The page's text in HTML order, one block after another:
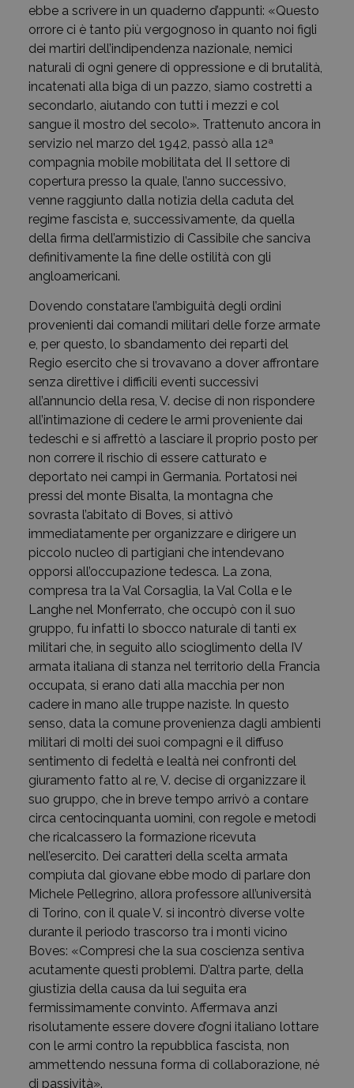
ebbe a scrivere in un quaderno d’appunti: «Questo
orrore ci è tanto più vergognoso in quanto noi figli
dei martiri dell’indipendenza nazionale, nemici
naturali di ogni genere di oppressione e di brutalità,
incatenati alla biga di un pazzo, siamo costretti a
secondarlo, aiutando con tutti i mezzi e col
sangue il mostro del secolo». Trattenuto ancora in
servizio nel marzo del 1942, passò alla 12ª
compagnia mobile mobilitata del II settore di
copertura presso la quale, l’anno successivo,
venne raggiunto dalla notizia della caduta del
regime fascista e, successivamente, da quella
della firma dell’armistizio di Cassibile che sanciva
definitivamente la fine delle ostilità con gli
angloamericani.
Dovendo constatare l’ambiguità degli ordini
provenienti dai comandi militari delle forze armate
e, per questo, lo sbandamento dei reparti del
Regio esercito che si trovavano a dover affrontare
senza direttive i difficili eventi successivi
all’annuncio della resa, V. decise di non rispondere
all’intimazione di cedere le armi proveniente dai
tedeschi e si affrettò a lasciare il proprio posto per
non correre il rischio di essere catturato e
deportato nei campi in Germania. Portatosi nei
pressi del monte Bisalta, la montagna che
sovrasta l’abitato di Boves, si attivò
immediatamente per organizzare e dirigere un
piccolo nucleo di partigiani che intendevano
opporsi all’occupazione tedesca. La zona,
compresa tra la Val Corsaglia, la Val Colla e le
Langhe nel Monferrato, che occupò con il suo
gruppo, fu infatti lo sbocco naturale di tanti ex
militari che, in seguito allo scioglimento della IV
armata italiana di stanza nel territorio della Francia
occupata, si erano dati alla macchia per non
cadere in mano alle truppe naziste. In questo
senso, data la comune provenienza dagli ambienti
militari di molti dei suoi compagni e il diffuso
sentimento di fedeltà e lealtà nei confronti del
giuramento fatto al re, V. decise di organizzare il
suo gruppo, che in breve tempo arrivò a contare
circa centocinquanta uomini, con regole e metodi
che ricalcassero la formazione ricevuta
nell’esercito. Dei caratteri della scelta armata
compiuta dal giovane ebbe modo di parlare don
Michele Pellegrino, allora professore all’università
di Torino, con il quale V. si incontrò diverse volte
durante il periodo trascorso tra i monti vicino
Boves: «Compresi che la sua coscienza sentiva
acutamente questi problemi. D’altra parte, della
giustizia della causa da lui seguita era
fermissimamente convinto. Affermava anzi
risolutamente essere dovere d’ogni italiano lottare
con le armi contro la repubblica fascista, non
ammettendo nessuna forma di collaborazione, né
di passività».